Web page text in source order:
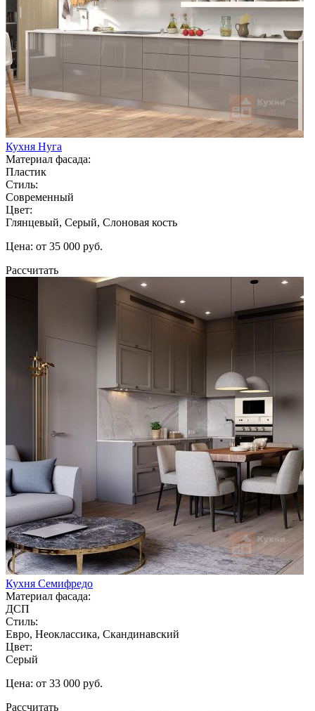
Кухня Нуга
Материал фасада:
Пластик
Стиль:
Современный
Цвет:
Глянцевый, Серый, Слоновая кость
Цена: от 35 000 руб.
Рассчитать
Кухня Семифредо
Материал фасада:
ДСП
Стиль:
Евро, Неоклассика, Скандинавский
Цвет:
Серый
Цена: от 33 000 руб.
Рассчитать